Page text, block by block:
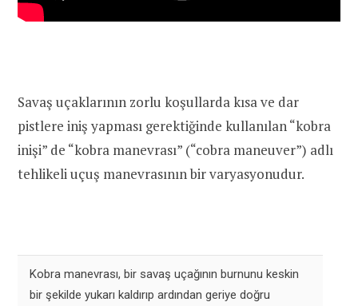
Savaş uçaklarının zorlu koşullarda kısa ve dar
pistlere iniş yapması gerektiğinde kullanılan “kobra
inişi” de “kobra manevrası” (“cobra maneuver”) adlı
tehlikeli uçuş manevrasının bir varyasyonudur.
Kobra manevrası, bir savaş uçağının burnunu keskin
bir şekilde yukarı kaldırıp ardından geriye doğru